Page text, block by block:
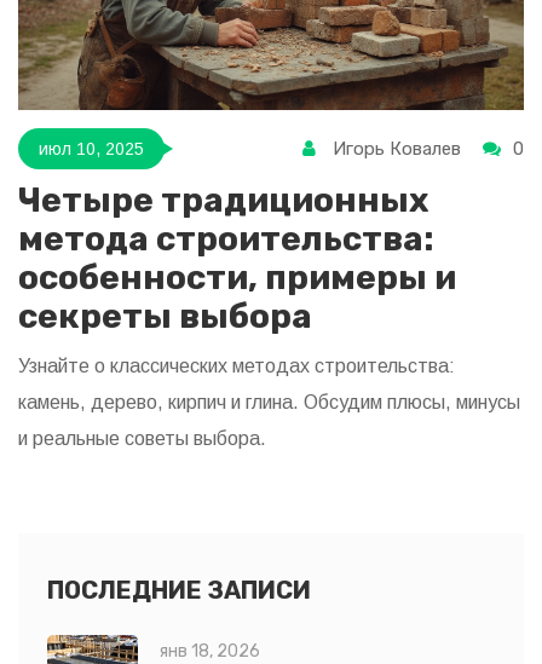
июл 10, 2025 Игорь Ковалев 0
Четыре традиционных
метода строительства:
особенности, примеры и
секреты выбора
Узнайте о классических методах строительства:
камень, дерево, кирпич и глина. Обсудим плюсы, минусы
и реальные советы выбора.
ПОСЛЕДНИЕ ЗАПИСИ
янв 18, 2026